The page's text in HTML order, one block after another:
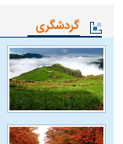
گردشگری